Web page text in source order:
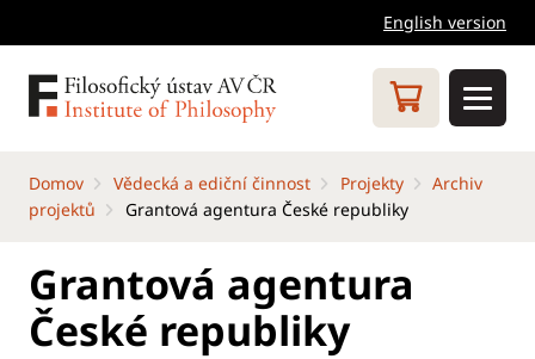
English version
Domov Vědecká a ediční činnost Projekty
Archiv
projektů
Grantová agentura České republiky
Grantová agentura
České republiky